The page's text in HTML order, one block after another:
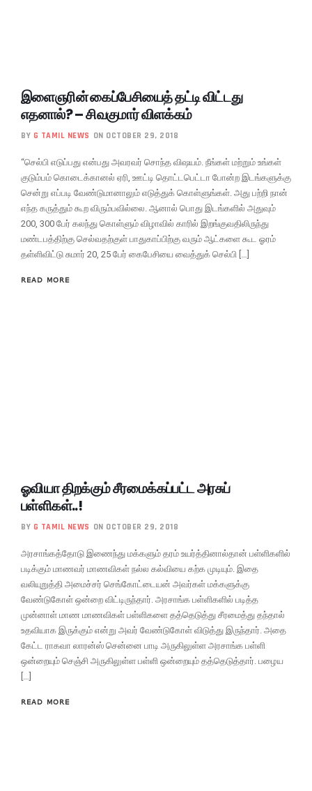
இளைஞரின் கைப்பேசியைத் தட்டி விட்டது
எதனால்? – சிவகுமார் விளக்கம்
BY G TAMIL NEWS ON OCTOBER 29, 2018
“செல்பி எடுப்பது என்பது அவரவர் சொந்த விஷயம். நீங்கள் மற்றும் உங்கள்
குடும்பம் கொடைக்கானல் ஏரி, ஊட்டி தொட்டபெட்டா போன்ற இடங்களுக்கு
சென்று எப்படி வேண்டுமானாலும் எடுத்துக் கொள்ளுங்கள். அது பற்றி நான்
எந்த கருத்தும் கூற விரும்பவில்லை. ஆனால் பொது இடங்களில் அதுவும்
200, 300 பேர் கலந்து கொள்ளும் விழாவில் காரில் இறங்குவதிலிருந்து
மண்டபத்திற்கு செல்வதற்குள் பாதுகாப்பிற்கு வரும் ஆட்களை கூட ஓரம்
தள்ளிவிட்டு சுமார் 20, 25 பேர் கைபேசியை வைத்துக் செல்பி […]
READ MORE
ஓவியா திறக்கும் சீரமைக்கப்பட்ட அரசுப்
பள்ளிகள்..!
BY G TAMIL NEWS ON OCTOBER 29, 2018
அரசாங்கத்தோடு இணைந்து மக்களும் தரம் உயர்த்தினால்தான் பள்ளிகளில்
படிக்கும் மாணவர் மாணவிகள் நல்ல கல்வியை கற்க முடியும். இதை
வலியுறுத்தி அமைச்சர் செங்கோட்டையன் அவர்கள் மக்களுக்கு
வேண்டுகோள் ஒன்றை விட்டிருந்தார். அரசாங்க பள்ளிகளில் படித்த
முன்னாள் மாண மாணவிகள் பள்ளிகளை தத்தெடுத்து சீரமைத்து தந்தால்
உதவியாக இருக்கும் என்று அவர் வேண்டுகோள் விடுத்து இருந்தார். அதை
கேட்ட ராகவா லாரன்ஸ் சென்னை பாடி அருகிலுள்ள அரசாங்க பள்ளி
ஒன்றையும் செஞ்சி அருகிலுள்ள பள்ளி ஒன்றையும் தத்தெடுத்தார். பழைய
[…]
READ MORE